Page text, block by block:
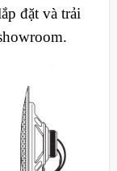
đặt và trải